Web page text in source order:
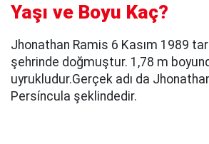
Yaşı ve Boyu Kaç?
Jhonathan Ramis 6 Kasım 1989
şehrinde doğmuştur. 1,78 m
uyrukludur.Gerçek adı da
Persíncula şeklindedir.